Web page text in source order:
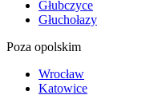
Głubczyce
Głuchołazy
Poza opolskim
Wrocław
Katowice